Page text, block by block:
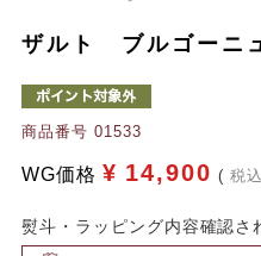
ザルト ブルゴーニ
商品番号 01533
WG価格 ¥ 14,900 税込
熨斗・ラッピング内容確認さ